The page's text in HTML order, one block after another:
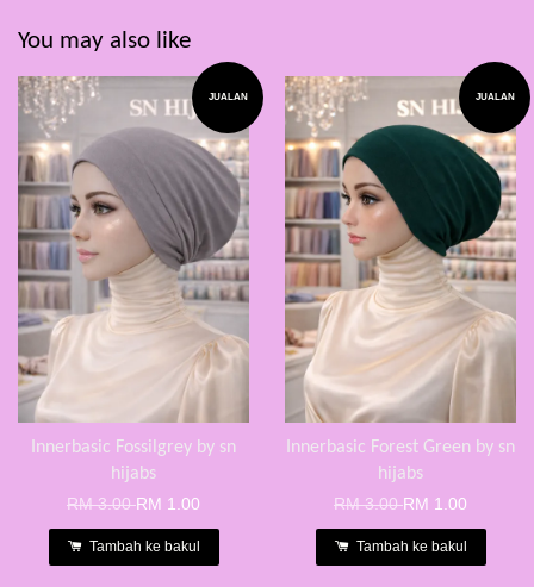
You may also like
JUALAN
Innerbasic Fossilgrey by sn
hijabs
RM 3.00RM 1.00
Tambah ke bakul
JUALAN
Innerbasic Forest Green by sn
hijabs
RM 3.00RM 1.00
Tambah ke bakul